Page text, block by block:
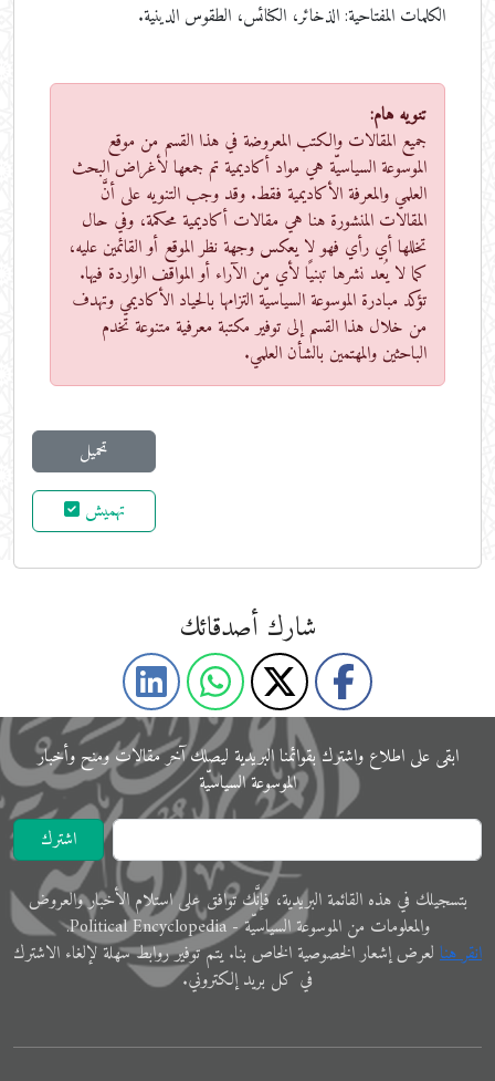
الكلمات المفتاحية:الذخائر، الكنائس، الطقوس الدينية.
تنويه هام:
جميع المقالات والكتب المعروضة في هذا القسم من موقع
الموسوعة السياسيّة هي مواد أكاديمية تم جمعها لأغراض البحث
العلمي والمعرفة الأكاديمية فقط. وقد وجب التنويه على أنَّ
المقالات المنشورة هنا هي مقالات أكاديمية محكمة، وفي حال
تخللها أي رأي فهو لا يعكس وجهة نظر الموقع أو القائمين عليه،
كما لا يُعد نشرها تبنيًا لأي من الآراء أو المواقف الواردة فيها.
تؤكد مبادرة الموسوعة السياسيّة التزامها بالحياد الأكاديمي وتهدف
من خلال هذا القسم إلى توفير مكتبة معرفية متنوعة تخدم
الباحثين والمهتمين بالشأن العلمي.
تحميل
تهميش
شارك أصدقائك
ابقى على اﻃﻼع واشترك بقوائمنا البريدية ليصلك آخر مقالات ومنح وأخبار
الموسوعة اﻟﺴﻴﺎﺳﻴّﺔ
اشترك
ﺑﺘﺴﺠﻴﻠﻚ في ﻫﺬﻩ اﻟﻘﺎﺋﻤﺔ البريدية، فإنَّك ﺗﻮاﻓﻖ ﻋﻠﻰ اﺳﺘﻼم اﻷﺧﺒﺎر واﻟﻌﺮوض
والمعلوﻣﺎت ﻣﻦ الموسوعة اﻟﺴﻴﺎﺳﻴّﺔ - Political Encyclopedia.
اﻧﻘﺮ ﻫﻨﺎ ﻟﻌﺮض إﺷﻌﺎر الخصوصية الخاص ﺑﻨﺎ. ﻳﺘﻢ ﺗﻮفير رواﺑﻂ ﺳﻬﻠﺔ لإﻟﻐﺎء الاشترك
في ﻛﻞ ﺑﺮﻳﺪ إلكتروني.